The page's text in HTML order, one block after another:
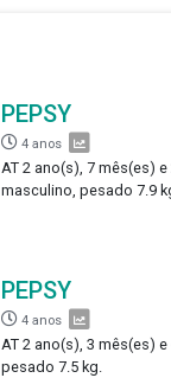
PEPSY
4 anos
AT 2 ano(s), 7 mês(es) e
masculino, pesado 7.9
PEPSY
4 anos
AT 2 ano(s), 3 mês(es) e
pesado 7.5 kg.